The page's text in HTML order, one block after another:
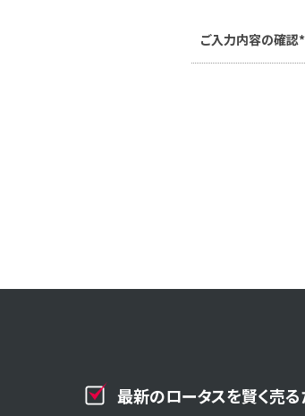
ご入力内容の確認*
最新のロータスを賢く売る